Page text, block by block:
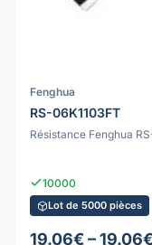
Fenghua
RS-06K1103FT
Résistance Fenghua
10000
Lot de 5000 pièces
19.06€ – 19.06€